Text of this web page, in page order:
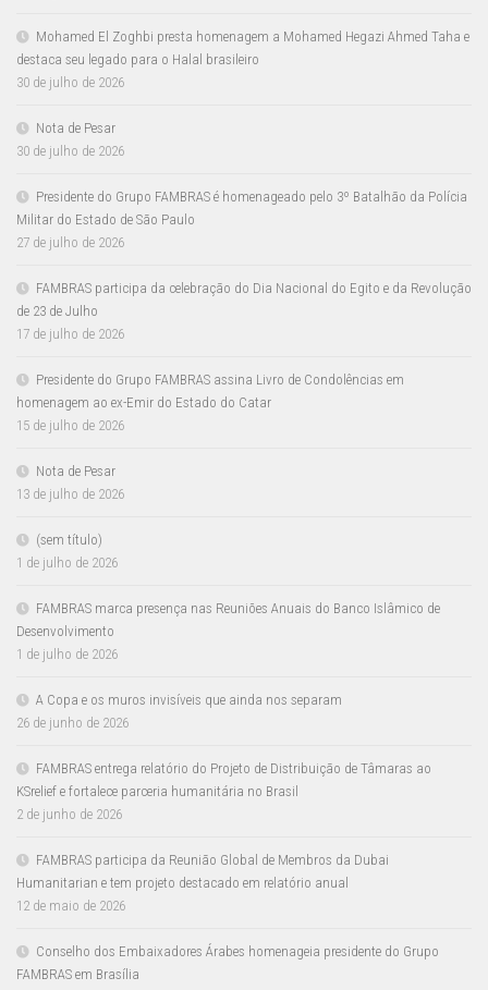
Mohamed El Zoghbi presta homenagem a Mohamed Hegazi Ahmed Taha e
destaca seu legado para o Halal brasileiro
30 de julho de 2026
Nota de Pesar
30 de julho de 2026
Presidente do Grupo FAMBRAS é homenageado pelo 3º Batalhão da Polícia
Militar do Estado de São Paulo
27 de julho de 2026
FAMBRAS participa da celebração do Dia Nacional do Egito e da Revolução
de 23 de Julho
17 de julho de 2026
Presidente do Grupo FAMBRAS assina Livro de Condolências em
homenagem ao ex-Emir do Estado do Catar
15 de julho de 2026
Nota de Pesar
13 de julho de 2026
(sem título)
1 de julho de 2026
FAMBRAS marca presença nas Reuniões Anuais do Banco Islâmico de
Desenvolvimento
1 de julho de 2026
A Copa e os muros invisíveis que ainda nos separam
26 de junho de 2026
FAMBRAS entrega relatório do Projeto de Distribuição de Tâmaras ao
KSrelief e fortalece parceria humanitária no Brasil
2 de junho de 2026
FAMBRAS participa da Reunião Global de Membros da Dubai
Humanitarian e tem projeto destacado em relatório anual
12 de maio de 2026
Conselho dos Embaixadores Árabes homenageia presidente do Grupo
FAMBRAS em Brasília